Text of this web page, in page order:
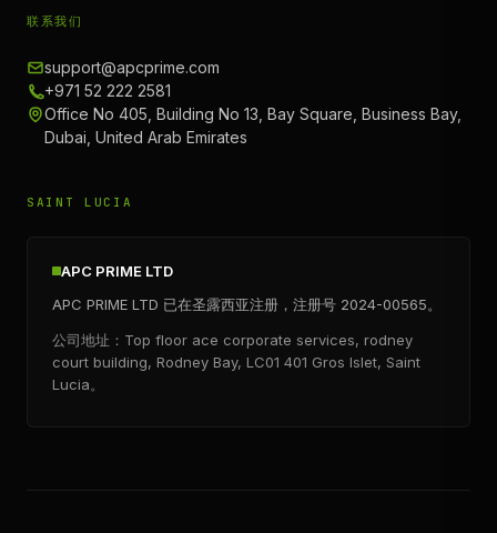
联系我们
support@apcprime.com
+971 52 222 2581
Office No 405, Building No 13, Bay Square, Business Bay,
Dubai, United Arab Emirates
SAINT LUCIA
APC PRIME LTD
APC PRIME LTD 已在圣露西亚注册，注册号 2024-00565。
公司地址：Top floor ace corporate services, rodney
court building, Rodney Bay, LC01 401 Gros Islet, Saint
Lucia。